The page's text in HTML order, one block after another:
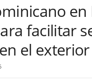
en
facilitar
el exterior